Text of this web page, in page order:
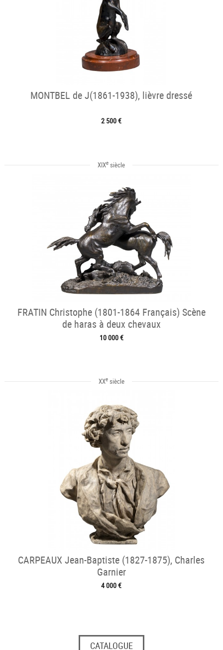
MONTBEL de J(1861-1938), lièvre dressé
2 500 €
XIXe siècle
FRATIN Christophe (1801-1864 Français) Scène
de haras à deux chevaux
10 000 €
XXesiècle
CARPEAUX Jean-Baptiste (1827-1875), Charles
Garnier
4 000 €
CATALOGUE